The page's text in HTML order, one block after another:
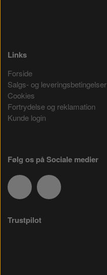
Links
Forside
Salgs- og leveringsbetingelser
Cookies
Fortrydelse og reklamation
Kunde login
Følg os på Sociale medier
Trustpilot